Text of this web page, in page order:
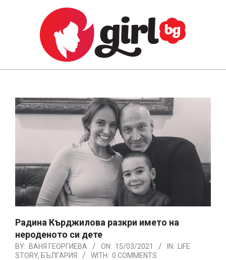
GIRL.BG
Navigation
Menu
Радина Кърджилова разкри името на
нероденото си дете
BY: ВАНЯ ГЕОРГИЕВА ON: 15/03/2021 IN:
LIFE
STORY, БЪЛГАРИЯ WITH: 0 COMMENTS